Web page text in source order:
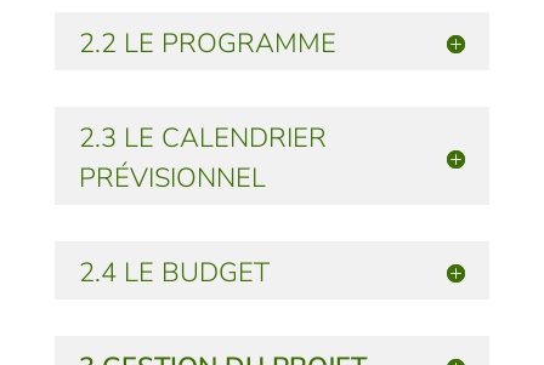
2.2 LE PROGRAMME
2.3 LE CALENDRIER
PRÉVISIONNEL
2.4 LE BUDGET